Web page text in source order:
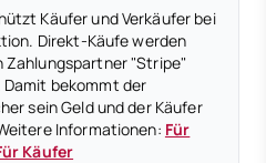
Käufer und Verkäufer bei
Direkt-Käufe werden
Zahlungspartner "Stripe"
bekommt der
sein Geld und der Käufer
Informationen: Für
Käufer